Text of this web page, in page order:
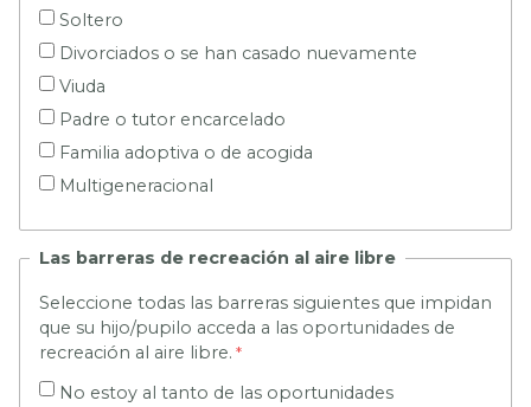
Soltero
Divorciados o se han casado nuevamente
Viuda
Padre o tutor encarcelado
Familia adoptiva o de acogida
Multigeneracional
Las barreras de recreación al aire libre
Seleccione todas las barreras siguientes que impidan
que su hijo/pupilo acceda a las oportunidades de
recreación al aire libre.
No estoy al tanto de las oportunidades